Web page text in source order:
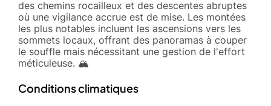
des chemins rocailleux et des descentes abruptes
où une vigilance accrue est de mise. Les montées
les plus notables incluent les ascensions vers les
sommets locaux, offrant des panoramas à couper
le souffle mais nécessitant une gestion de l'effort
méticuleuse. 🏔️
Conditions climatiques